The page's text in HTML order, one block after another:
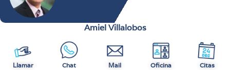
Amiel Villalobos
Llamar Chat Mail Oficina
Citas